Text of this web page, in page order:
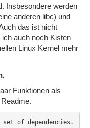
Insbesondere werden
anderen libc) und
das ist nicht
auch noch Kisten
Linux Kernel mehr
Funktionen als
of dependencies.